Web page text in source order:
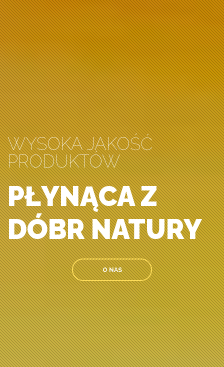
WYSOKA JAKOŚĆ
PRODUKTÓW
PŁYNĄCA Z
DÓBR NATURY
O NAS